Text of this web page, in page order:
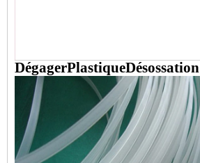
DégagerPlastiqueDésossation